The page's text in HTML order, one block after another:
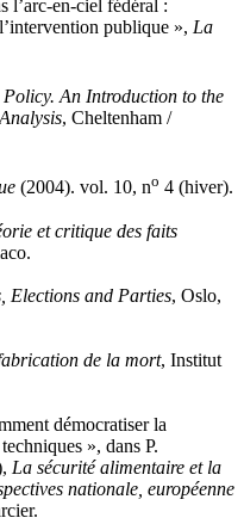
en-ciel fédéral :
publique », La
An Introduction to the
, Cheltenham /
(2004). vol. 10, no 4 (hiver).
et critique des faits
Elections and Parties, Oslo,
de la mort, Institut
démocratiser la
», dans P.
La sécurité alimentaire et la
nationale, européenne